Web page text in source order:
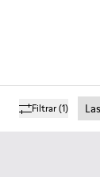
Filtrar(1)